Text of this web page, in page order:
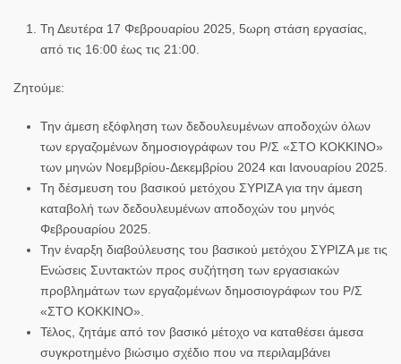
Τη Δευτέρα 17 Φεβρουαρίου 2025, 5ωρη στάση εργασίας,
από τις 16:00 έως τις 21:00.
Ζητούμε:
Την άμεση εξόφληση των δεδουλευμένων αποδοχών όλων
των εργαζομένων δημοσιογράφων του Ρ/Σ «ΣΤΟ ΚΟΚΚΙΝΟ»
των μηνών Νοεμβρίου-Δεκεμβρίου 2024 και Ιανουαρίου 2025.
Τη δέσμευση του βασικού μετόχου ΣΥΡΙΖΑ για την άμεση
καταβολή των δεδουλευμένων αποδοχών του μηνός
Φεβρουαρίου 2025.
Την έναρξη διαβούλευσης του βασικού μετόχου ΣΥΡΙΖΑ με τις
Ενώσεις Συντακτών προς συζήτηση των εργασιακών
προβλημάτων των εργαζομένων δημοσιογράφων του Ρ/Σ
«ΣΤΟ ΚΟΚΚΙΝΟ».
Τέλος, ζητάμε από τον βασικό μέτοχο να καταθέσει άμεσα
συγκροτημένο βιώσιμο σχέδιο που να περιλαμβάνει